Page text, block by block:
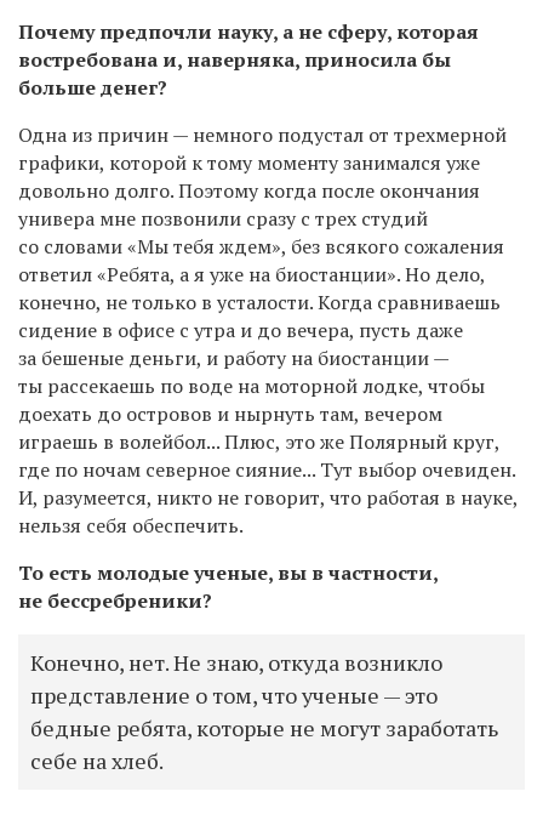
Почему предпочли науку, а не сферу, которая
востребована и, наверняка, приносила бы
больше денег?
Одна из причин — немного подустал от трехмерной
графики, которой к тому моменту занимался уже
довольно долго. Поэтому когда после окончания
универа мне позвонили сразу с трех студий
со словами «Мы тебя ждем», без всякого сожаления
ответил «Ребята, а я уже на биостанции». Но дело,
конечно, не только в усталости. Когда сравниваешь
сидение в офисе с утра и до вечера, пусть даже
за бешеные деньги, и работу на биостанции —
ты рассекаешь по воде на моторной лодке, чтобы
доехать до островов и нырнуть там, вечером
играешь в волейбол... Плюс, это же Полярный круг,
где по ночам северное сияние... Тут выбор очевиден.
И, разумеется, никто не говорит, что работая в науке,
нельзя себя обеспечить.
То есть молодые ученые, вы в частности,
не бессребреники?
Конечно, нет. Не знаю, откуда возникло
представление о том, что ученые — это
бедные ребята, которые не могут заработать
себе на хлеб.